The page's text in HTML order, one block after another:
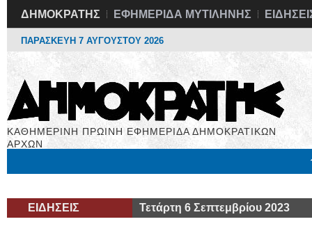
ΔΗΜΟΚΡΑΤΗΣ ΕΦΗΜΕΡΙΔΑ ΜΥΤΙΛΗΝΗΣ
ΠΑΡΑΣΚΕΥΗ 7 ΑΥΓΟΥΣΤΟΥ 2026
ΚΑΘΗΜΕΡΙΝΗ ΠΡΩΙΝΗ ΕΦΗΜΕΡΙΔΑ ΔΗΜΟΚΡΑΤΙΚΩΝ
ΑΡΧΩΝ
ΕΙΔΗΣΕΙΣ Τετάρτη 6 Σεπτεμβρίου 2023